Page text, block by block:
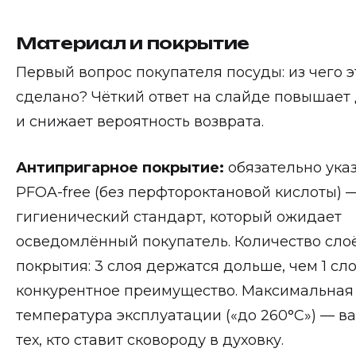
Материал и покрытие
Первый вопрос покупателя посуды: из чего
сделано? Чёткий ответ на слайде
и снижает вероятность возврата.
Антипригарное покрытие: обязательно
PFOA-free (без перфтороктановой кислоты)
гигиенический стандарт, который ожидает
осведомлённый покупатель. Количество
покрытия: 3 слоя держатся дольше, чем 1
конкурентное преимущество. Максимальная
температура эксплуатации («до 260°C») —
тех, кто ставит сковороду в духовку.